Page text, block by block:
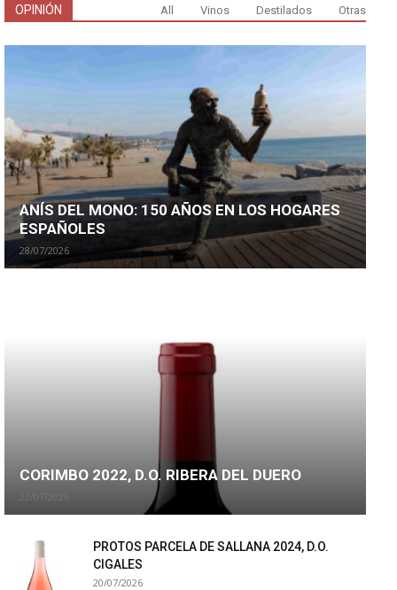
OPINIÓN All Vinos Destilados Otras
ANÍS DEL MONO: 150 AÑOS EN LOS HOGARES
ESPAÑOLES
28/07/2026
CORIMBO 2022, D.O. RIBERA DEL DUERO
22/07/2026
PROTOS PARCELA DE SALLANA 2024, D.O.
CIGALES
20/07/2026